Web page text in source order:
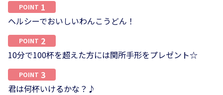
POINT 1
ヘルシーでおいしいわんこうどん！
POINT 2
10分で100杯を超えた方には関所手形をプレゼント☆
POINT 3
君は何杯いけるかな？♪